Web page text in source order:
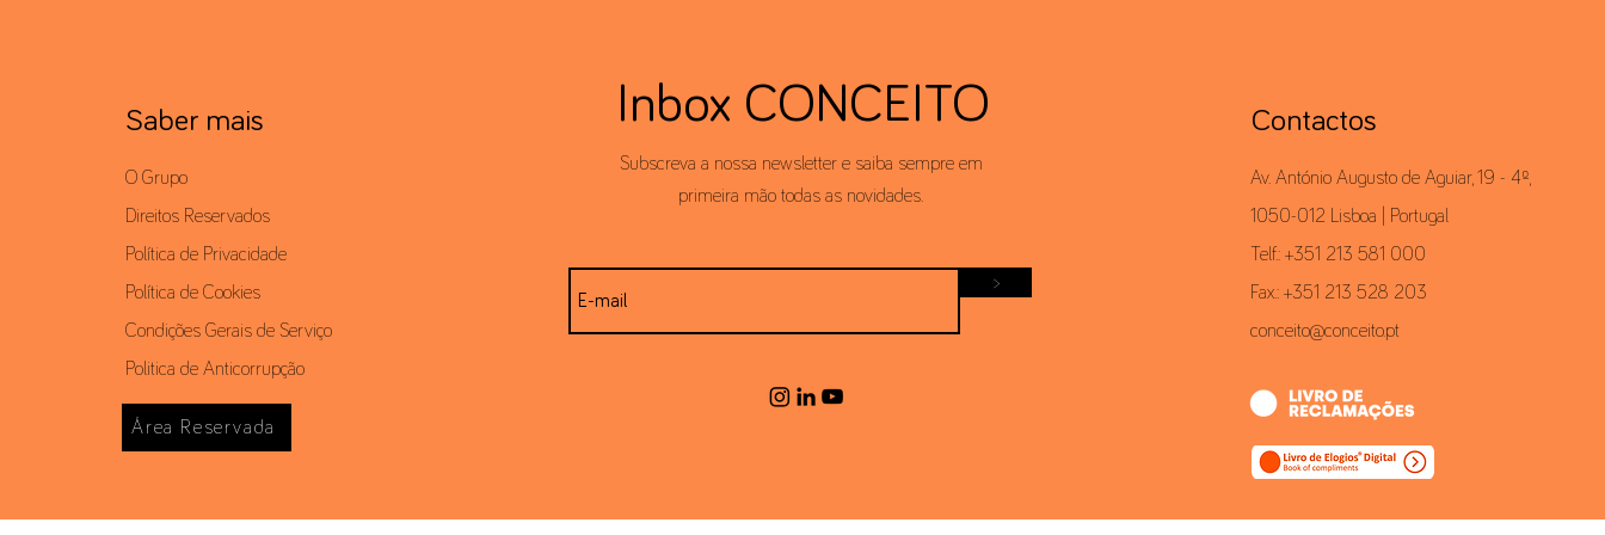
Saber mais
O Grupo
Direitos Reservados
Política de Privacidade
Política de Cookies
Condições Gerais de Serviço
Politica de Anticorrupção
Área Reservada
Inbox CONCEITO
Subscreva a nossa newsletter e saiba sempre em
primeira mão todas as novidades.
>
Contactos
Av. António Augusto de Aguiar, 19 - 4º,
1050-012 Lisboa | Portugal
Telf.: +351 213 581 000
Fax.: +351 213 528 203
conceito@conceito.pt